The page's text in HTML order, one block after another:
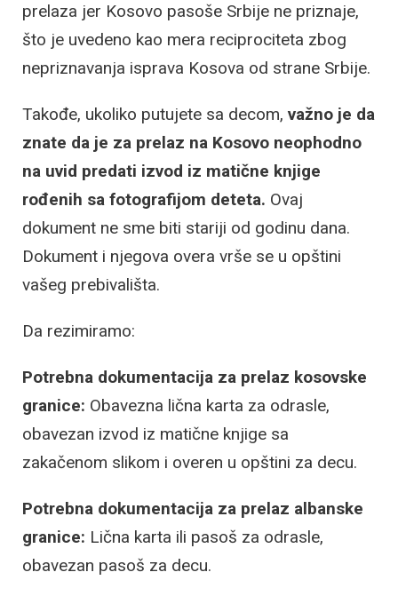
prelaza jer Kosovo pasoše Srbije ne priznaje,
što je uvedeno kao mera reciprociteta zbog
nepriznavanja isprava Kosova od strane Srbije.
Takođe, ukoliko putujete sa decom, važno je da
znate da je za prelaz na Kosovo neophodno
na uvid predati izvod iz matične knjige
rođenih sa fotografijom deteta. Ovaj
dokument ne sme biti stariji od godinu dana.
Dokument i njegova overa vrše se u opštini
vašeg prebivališta.
Da rezimiramo:
Potrebna dokumentacija za prelaz kosovske
granice: Obavezna lična karta za odrasle,
obavezan izvod iz matične knjige sa
zakačenom slikom i overen u opštini za decu.
Potrebna dokumentacija za prelaz albanske
granice: Lična karta ili pasoš za odrasle,
obavezan pasoš za decu.